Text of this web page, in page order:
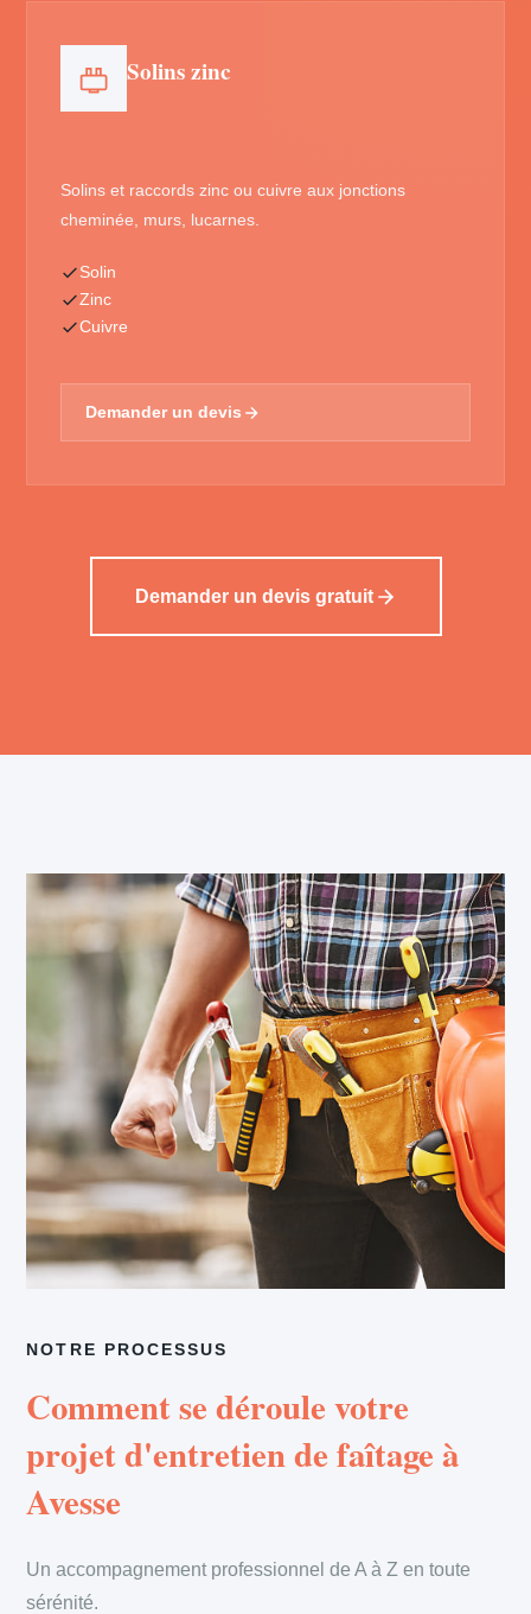
Solins zinc
Solins et raccords zinc ou cuivre aux jonctions
cheminée, murs, lucarnes.
Solin
Zinc
Cuivre
Demander un devis
Demander un devis gratuit
NOTRE PROCESSUS
Comment se déroule votre
projet d'entretien de faîtage à
Avesse
Un accompagnement professionnel de A à Z en toute
sérénité.